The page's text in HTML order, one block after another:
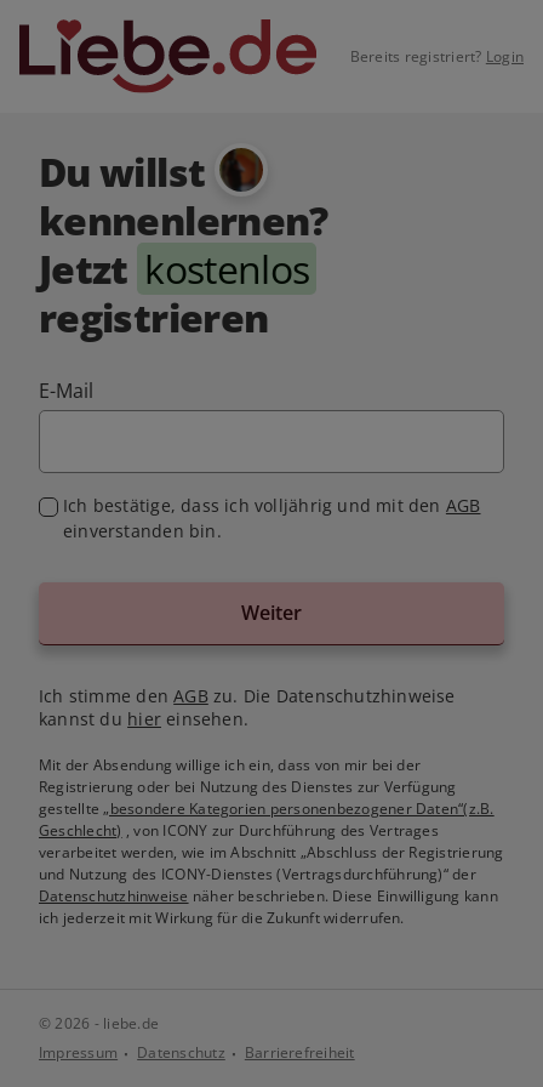
Bereits registriert? Login
Du willst
kennenlernen?
Jetzt kostenlos
registrieren
E-Mail
Ich bestätige, dass ich volljährig und mit den AGB
einverstanden bin.
Weiter
Ich stimme denAGB zu. Die Datenschutzhinweise
kannst du hiereinsehen.
Mit der Absendung willige ich ein, dass von mir bei der
Registrierung oder bei Nutzung des Dienstes zur Verfügung
gestellte„besondere Kategorien personenbezogener Daten“(z.B.
Geschlecht) , von ICONY zur Durchführung des Vertrages
verarbeitet werden, wie im Abschnitt „Abschluss der Registrierung
und Nutzung des ICONY-Dienstes (Vertragsdurchführung)“ der
Datenschutzhinweise näher beschrieben. Diese Einwilligung kann
ich jederzeit mit Wirkung für die Zukunft widerrufen.
© 2026 - liebe.de
Impressum
Datenschutz Barrierefreiheit